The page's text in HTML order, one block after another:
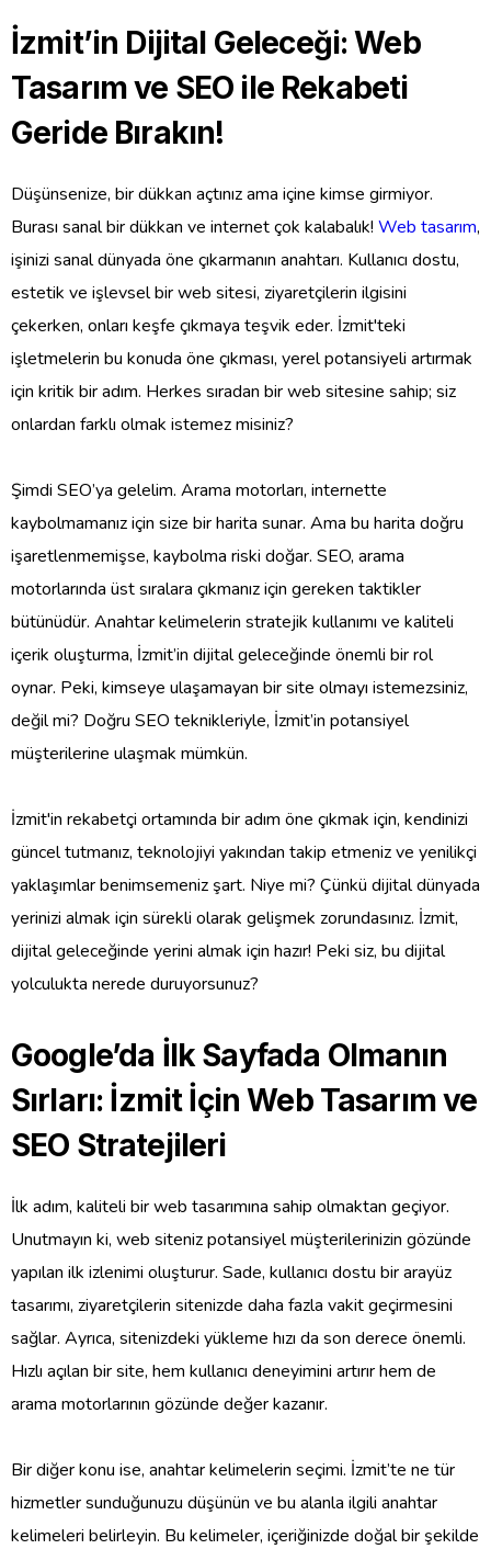
İzmit’in Dijital Geleceği: Web
Tasarım ve SEO ile Rekabeti
Geride Bırakın!
Düşünsenize, bir dükkan açtınız ama içine kimse girmiyor.
Burası sanal bir dükkan ve internet çok kalabalık! Web tasarım,
işinizi sanal dünyada öne çıkarmanın anahtarı. Kullanıcı dostu,
estetik ve işlevsel bir web sitesi, ziyaretçilerin ilgisini
çekerken, onları keşfe çıkmaya teşvik eder. İzmit'teki
işletmelerin bu konuda öne çıkması, yerel potansiyeli artırmak
için kritik bir adım. Herkes sıradan bir web sitesine sahip; siz
onlardan farklı olmak istemez misiniz?
Şimdi SEO’ya gelelim. Arama motorları, internette
kaybolmamanız için size bir harita sunar. Ama bu harita doğru
işaretlenmemişse, kaybolma riski doğar. SEO, arama
motorlarında üst sıralara çıkmanız için gereken taktikler
bütünüdür. Anahtar kelimelerin stratejik kullanımı ve kaliteli
içerik oluşturma, İzmit’in dijital geleceğinde önemli bir rol
oynar. Peki, kimseye ulaşamayan bir site olmayı istemezsiniz,
değil mi? Doğru SEO teknikleriyle, İzmit’in potansiyel
müşterilerine ulaşmak mümkün.
İzmit'in rekabetçi ortamında bir adım öne çıkmak için, kendinizi
güncel tutmanız, teknolojiyi yakından takip etmeniz ve yenilikçi
yaklaşımlar benimsemeniz şart. Niye mi? Çünkü dijital dünyada
yerinizi almak için sürekli olarak gelişmek zorundasınız. İzmit,
dijital geleceğinde yerini almak için hazır! Peki siz, bu dijital
yolculukta nerede duruyorsunuz?
Google’da İlk Sayfada Olmanın
Sırları: İzmit İçin Web Tasarım ve
SEO Stratejileri
İlk adım, kaliteli bir web tasarımına sahip olmaktan geçiyor.
Unutmayın ki, web siteniz potansiyel müşterilerinizin gözünde
yapılan ilk izlenimi oluşturur. Sade, kullanıcı dostu bir arayüz
tasarımı, ziyaretçilerin sitenizde daha fazla vakit geçirmesini
sağlar. Ayrıca, sitenizdeki yükleme hızı da son derece önemli.
Hızlı açılan bir site, hem kullanıcı deneyimini artırır hem de
arama motorlarının gözünde değer kazanır.
Bir diğer konu ise, anahtar kelimelerin seçimi. İzmit’te ne tür
hizmetler sunduğunuzu düşünün ve bu alanla ilgili anahtar
kelimeleri belirleyin. Bu kelimeler, içeriğinizde doğal bir şekilde